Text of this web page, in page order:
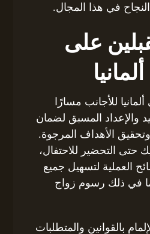
في هذا المجال.
على
للأجانب مسارًا
والإعداد المسبق لضمان
الأهداف المرجوة.
حتى التحضير للاحتفال،
العملية لتسهيل جميع
في ذلك رسوم زواج
بالقوانين والمتطلبات